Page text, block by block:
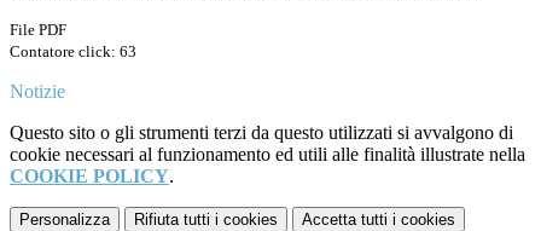
File PDF
Contatore click: 63
Notizie
Questo sito o gli strumenti terzi da questo utilizzati si avvalgono di
cookie necessari al funzionamento ed utili alle finalità illustrate nella
COOKIE POLICY.
Personalizza Rifiuta tutti i cookies Accetta tutti i cookies